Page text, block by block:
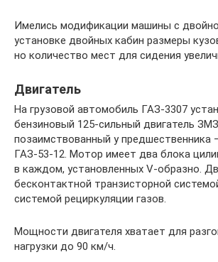
Имелись модификации машины с
установке двойных кабин размеры
но количество мест для сидения
Двигатель
На грузовой автомобиль ГАЗ-3307
бензиновый 125-сильный двигатель ЗМЗ
позаимствованный у предшественника
ГАЗ-53-12. Мотор имеет два блока
в каждом, установленных V-образно.
бесконтактной транзисторной
системой рециркуляции газов.
Мощности двигателя хватает для
нагрузки до 90 км/ч.